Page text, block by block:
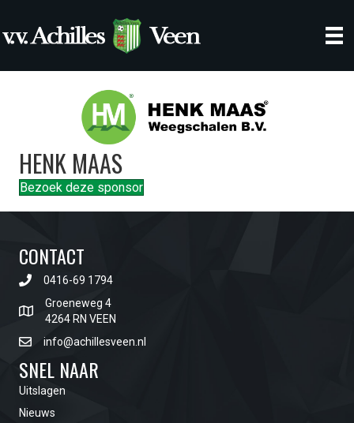
HENK MAAS
Bezoek deze sponsor
CONTACT
0416-69 1794
Groeneweg 4
4264 RN VEEN
info@achillesveen.nl
SNEL NAAR
Uitslagen
Nieuws